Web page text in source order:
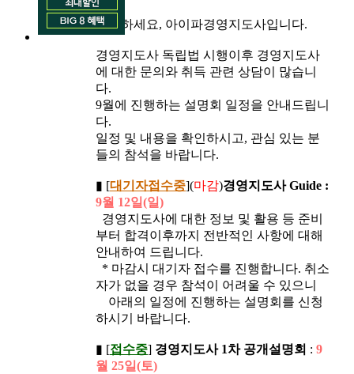
안녕하세요, 아이파경영지도사입니다.
경영지도사 독립법 시행이후 경영지도사
에 대한 문의와 취득 관련 상담이 많습니
다.
9월에 진행하는 설명회 일정을 안내드립니
다.
일정 및 내용을 확인하시고, 관심 있는 분
들의 참석을 바랍니다.
▮ [대기자접수중](마감)경영지도사 Guide :
9월 12일(일)
경영지도사에 대한 정보 및 활용 등 준비
부터 합격이후까지 전반적인 사항에 대해
안내하여 드립니다.
* 마감시 대기자 접수를 진행합니다. 취소
자가 없을 경우 참석이 어려울 수 있으니
아래의 일정에 진행하는 설명회를 신청
하시기 바랍니다.
▮ [접수중] 경영지도사 1차 공개설명회 : 9
월 25일(토)